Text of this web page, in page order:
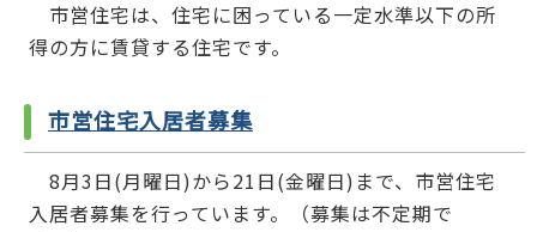
市営住宅は、住宅に困っている一定水準以下の所
得の方に賃貸する住宅です。
市営住宅入居者募集
8月3日(月曜日)から21日(金曜日)まで、市営住宅
入居者募集を行っています。（募集は不定期で